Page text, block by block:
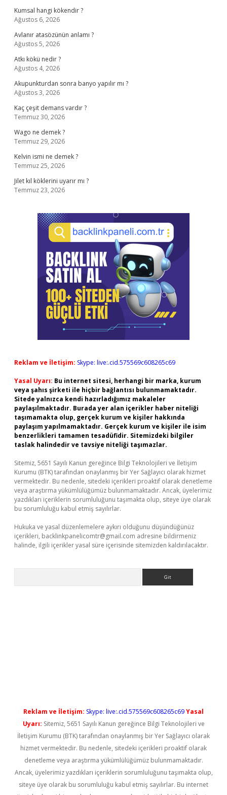
Kumsal hangi kökendir ?
Ağustos 6, 2026
Avlanır atasözünün anlamı ?
Ağustos 5, 2026
Atkı kökü nedir ?
Ağustos 4, 2026
Akupunkturdan sonra banyo yapılır mı ?
Ağustos 3, 2026
Kaç çeşit demans vardır ?
Temmuz 30, 2026
Wago ne demek ?
Temmuz 29, 2026
Kelvin ismi ne demek ?
Temmuz 25, 2026
Jilet kıl köklerini uyarır mı ?
Temmuz 23, 2026
Reklam ve İletişim: Skype: live:.cid.575569c608265c69
Yasal Uyarı: Bu internet sitesi, herhangi bir marka, kurum
veya şahıs şirketi ile hiçbir bağlantısı bulunmamaktadır.
Sitede yalnızca kendi hazırladığımız makaleler
paylaşılmaktadır. Burada yer alan içerikler haber niteliği
taşımamakta olup, gerçek kurum ve kişiler hakkında
paylaşım yapılmamaktadır. Gerçek kurum ve kişiler ile isim
benzerlikleri tamamen tesadüfidir. Sitemizdeki bilgiler
taslak halindedir ve tavsiye niteliği taşımazlar.
Sitemiz, 5651 Sayılı Kanun gereğince Bilgi Teknolojileri ve İletişim
Kurumu (BTK) tarafından onaylanmış bir Yer Sağlayıcı olarak hizmet
vermektedir. Bu nedenle, sitedeki içerikleri proaktif olarak denetleme
veya araştırma yükümlülüğümüz bulunmamaktadır. Ancak, üyelerimiz
yazdıkları içeriklerin sorumluluğunu taşımakta olup, siteye üye olarak
bu sorumluluğu kabul etmiş sayılırlar.
Hukuka ve yasal düzenlemelere aykırı olduğunu düşündüğünüz
içerikleri, backlinkpanelicomtr@gmail.com adresine bildirmeniz
halinde, ilgili içerikler yasal süre içerisinde sitemizden kaldırılacaktır.
Reklam ve İletişim: Skype: live:.cid.575569c608265c69Yasal
Uyarı: Sitemiz, 5651 Sayılı Kanun gereğince Bilgi Teknolojileri ve
İletişim Kurumu (BTK) tarafından onaylanmış bir Yer Sağlayıcı olarak
hizmet vermektedir. Bu nedenle, sitedeki içerikleri proaktif olarak
denetleme veya araştırma yükümlülüğümüz bulunmamaktadır.
Ancak, üyelerimiz yazdıkları içeriklerin sorumluluğunu taşımakta olup,
siteye üye olarak bu sorumluluğu kabul etmiş sayılırlar. Bu internet